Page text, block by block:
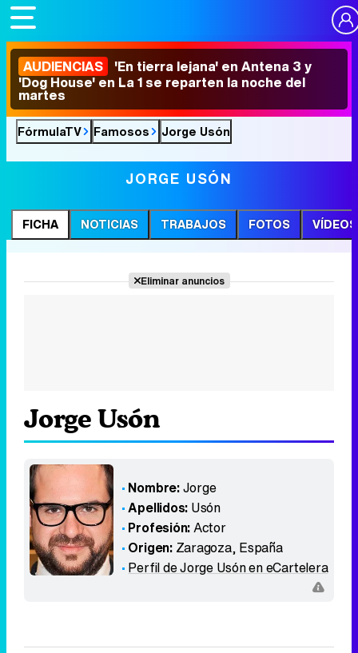
AUDIENCIAS 'En tierra lejana' en Antena 3 y
'Dog House' en La 1 se reparten la noche del
martes
FórmulaTV Famosos Jorge Usón
JORGE USÓN
FICHA NOTICIAS TRABAJOS FOTOS VÍDEOS
Eliminar anuncios
Jorge Usón
Nombre:Jorge
Apellidos: Usón
Profesión:Actor
Origen: Zaragoza, España
Perfil de Jorge Usón en eCartelera